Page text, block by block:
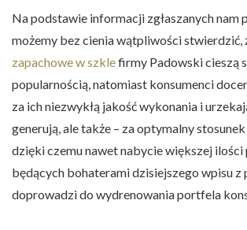
Na podstawie informacji zgłaszanych nam
możemy bez cienia wątpliwości stwierdzić,
zapachowe w szklefirmy Padowski cieszą
popularnością, natomiast konsumenci
za ich niezwykłą jakość wykonania i
generują, ale także – za optymalny
dzięki czemu nawet nabycie większej
będących bohaterami dzisiejszego wpisu z
doprowadzi do wydrenowania portfela